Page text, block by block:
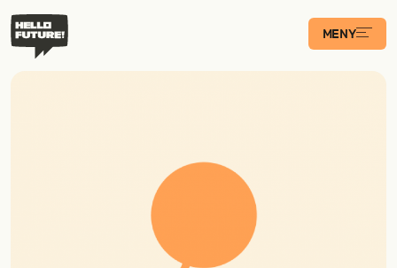
MENY
Våra Program
Transformations­